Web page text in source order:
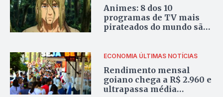
Animes: 8 dos 10
programas de TV mais
pirateados do mundo são
ECONOMIA ÚLTIMAS NOTÍCIAS
Rendimento mensal
goiano chega a R$ 2.960 e
ultrapassa média